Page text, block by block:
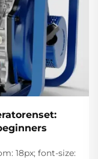
18px; font-size: